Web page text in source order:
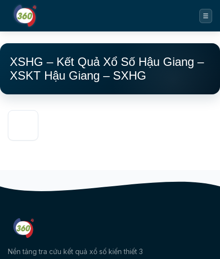
☰
XSHG – Kết Quả Xổ Số Hậu Giang –
XSKT Hậu Giang – SXHG
Nền tảng tra cứu kết quả xổ số kiến thiết 3